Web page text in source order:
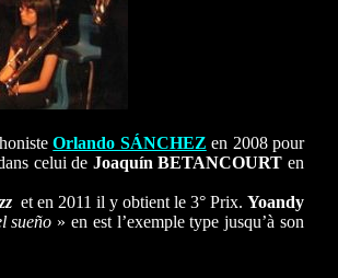
Orlando SÁNCHEZ en 2008 pour
celui de Joaquín BETANCOURT en
et en 2011 il y obtient le 3° Prix.Yoandy
sueño » en est l’exemple type jusqu’à son